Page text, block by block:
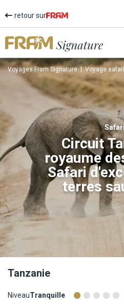
retour sur
Voyages Fram Signature|Voyage
Circuit Tanzanie,
royaume
Safari
terres
Tanzanie
NiveauTranquille